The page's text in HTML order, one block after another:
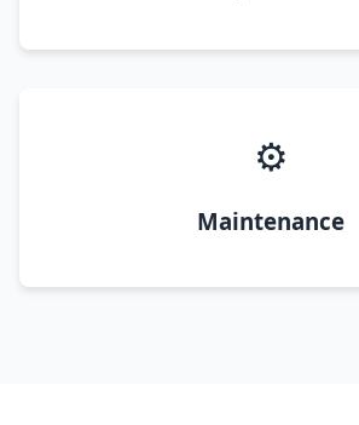
⚙️
Maintenance